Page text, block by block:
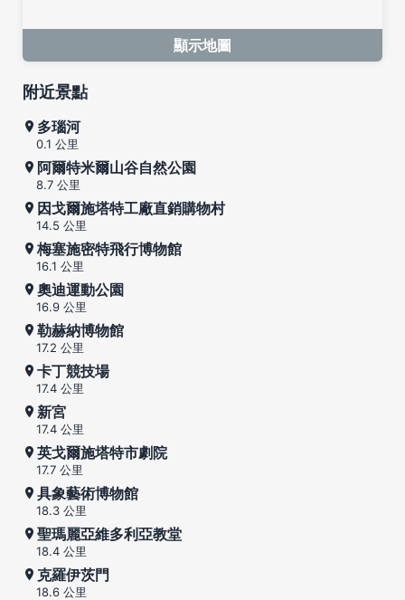
顯示地圖
附近景點
多瑙河
0.1 公里
阿爾特米爾山谷自然公園
8.7 公里
因戈爾施塔特工廠直銷購物村
14.5 公里
梅塞施密特飛行博物館
16.1 公里
奧迪運動公園
16.9 公里
勒赫納博物館
17.2 公里
卡丁競技場
17.4 公里
新宮
17.4 公里
英戈爾施塔特市劇院
17.7 公里
具象藝術博物館
18.3 公里
聖瑪麗亞維多利亞教堂
18.4 公里
克羅伊茨門
18.6 公里